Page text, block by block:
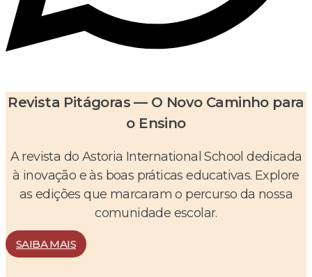
Revista Pitágoras — O Novo Caminho para
o Ensino
A revista do Astoria International School dedicada
à inovação e às boas práticas educativas. Explore
as edições que marcaram o percurso da nossa
comunidade escolar.
SAIBA MAIS